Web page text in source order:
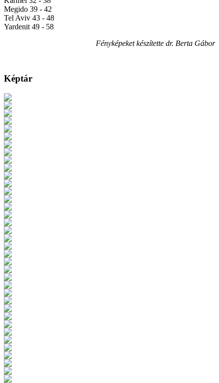
Megido 39 - 42
Tel Aviv 43 - 48
Yardenit 49 - 58
Fényképeket készítette dr. Berta Gábor
Képtár